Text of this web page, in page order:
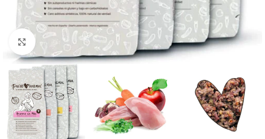
Haga Click para agrandar